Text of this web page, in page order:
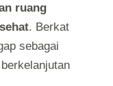
ruang
. Berkat
sebagai